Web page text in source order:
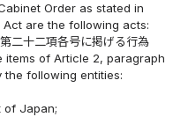
Order as stated in
are the following acts:
二十二項各号に掲げる行為
items of Article 2, paragraph
following entities:
of Japan;